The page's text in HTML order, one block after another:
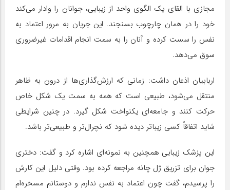
مجازی با القای یک الگوی واحد از زیبایی، جوانان را وادار می‌کند
خود را در همان چارچوب بسنجند. این جریان به مرور اعتماد به
نفس را سست کرده و آنان را به سمت انجام اقدامات غیرضروری
سوق می‌دهد.
اربابیان اذعان داشت: زمانی که ارزش‌گذاری‌ها از درون به ظاهر
منتقل می‌شود، طبیعی است که همه به سمت یک شکل خاص
حرکت کنند و جامعه‌ای یکنواخت شکل گیرد. در چنین شرایطی
شاید اتفاقاً کسی زیباتر دیده شود که نچرال‌تر و طبیعی‌تر باشد.
این پزشک زیبایی همچنین به نمونه‌ای اشاره کرد و گفت: دختری
جوان برای تزریق ژل چانه مراجعه کرده بود. وقتی دلیل این کارش
را پرسیدم، گفت چون اعتماد به نفس ندارم و دوستانم مسخره‌ام